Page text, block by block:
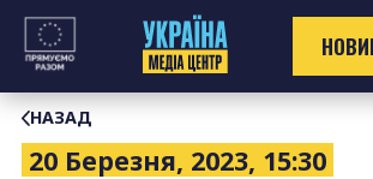
Перейти
контенту
НАЗАД
20 Березня, 2023, 15:30